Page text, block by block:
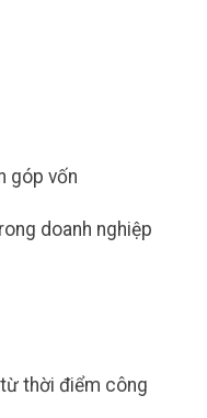
góp vốn
doanh nghiệp
thời điểm công